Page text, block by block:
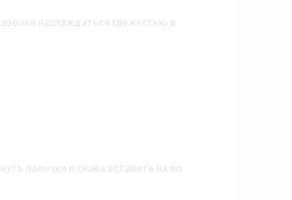
наслаждаться свежестью в
палочки и снова вставить их во